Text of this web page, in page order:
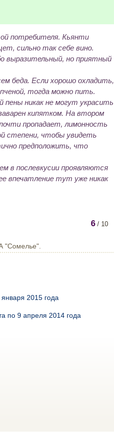
потребителя. Кьянти
сильно так себе вино.
выразительный, но приятный
беда. Если хорошо охладить,
тогда можно пить.
пены никак не могут украсить
кипятком. На втором
пропадает, лимонность
степени, чтобы увидеть
предположить, что
в послевкусии проявляются
впечатление тут уже никак
6 / 10
"Сомелье".
2015 года
по 9 апреля 2014 года